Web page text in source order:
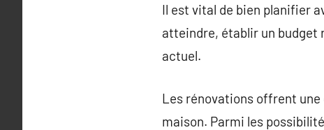
Il est vital de bien planifier
atteindre, établir un budget
actuel.
Les rénovations offrent
maison. Parmi les